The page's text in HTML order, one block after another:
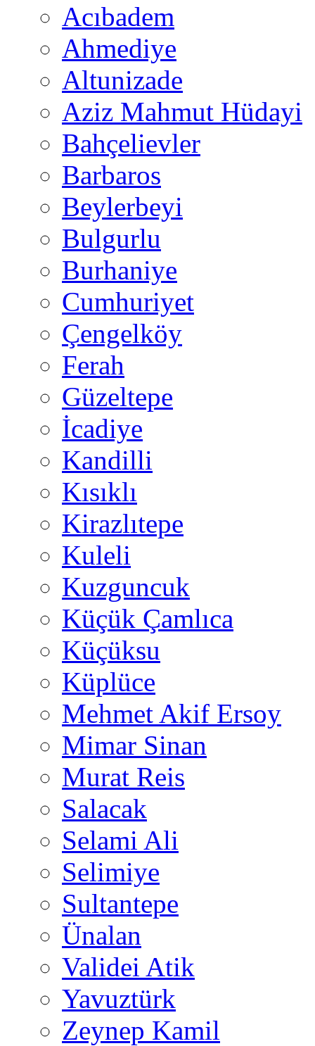
Acıbadem
Ahmediye
Altunizade
Aziz Mahmut Hüdayi
Bahçelievler
Barbaros
Beylerbeyi
Bulgurlu
Burhaniye
Cumhuriyet
Çengelköy
Ferah
Güzeltepe
İcadiye
Kandilli
Kısıklı
Kirazlıtepe
Kuleli
Kuzguncuk
Küçük Çamlıca
Küçüksu
Küplüce
Mehmet Akif Ersoy
Mimar Sinan
Murat Reis
Salacak
Selami Ali
Selimiye
Sultantepe
Ünalan
Validei Atik
Yavuztürk
Zeynep Kamil